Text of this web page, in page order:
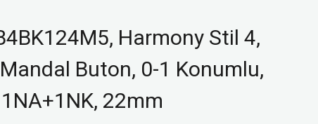
Harmony Stil 4,
Mandal Buton, 0-1 Konumlu,
22mm